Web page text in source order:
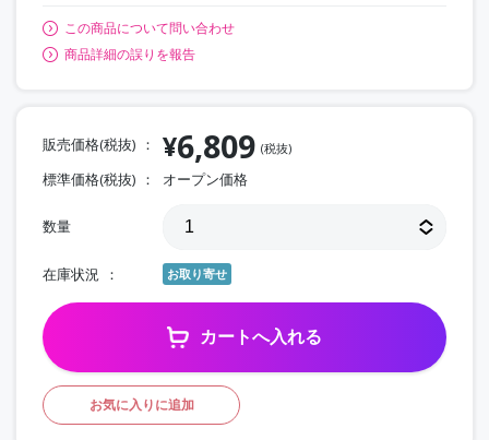
この商品について問い合わせ
商品詳細の誤りを報告
販売価格(税抜) ¥6,809 (税抜)
標準価格(税抜) オープン価格
数量
在庫状況 お取り寄せ
カートへ入れる
お気に入りに追加